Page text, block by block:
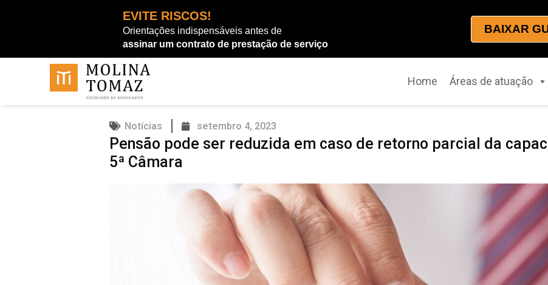
EVITE RISCOS!
Orientações indispensáveis antes de
assinar um contrato de prestação de serviço
BAIXAR
conteúdo
Home Áreas de atuação
Notícias setembro 4, 2023
Pensão pode ser reduzida em caso de retorno parcial da
5ª Câmara